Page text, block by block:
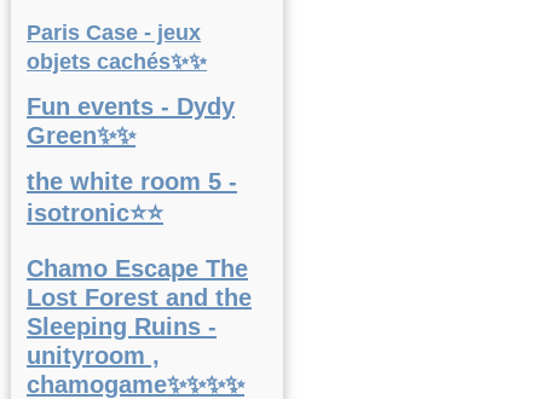
Paris Case - jeux
objets cachés✨✨
Fun events - Dydy
Green✨✨
the white room 5 -
isotronic⭐⭐
Chamo Escape The
Lost Forest and the
Sleeping Ruins -
unityroom ,
chamogame✨✨✨✨